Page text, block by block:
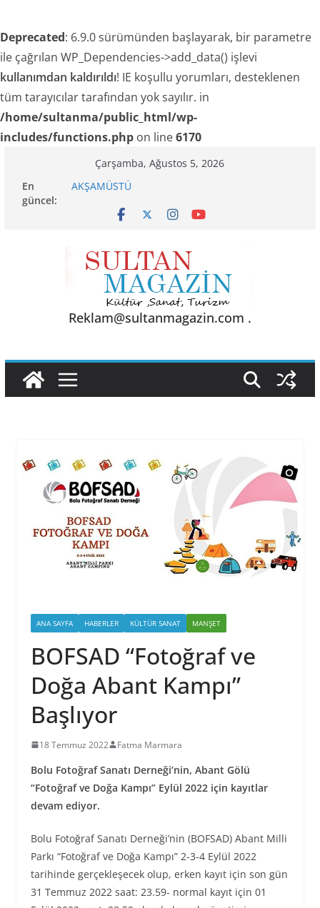
Deprecated: 6.9.0 sürümünden başlayarak, bir parametre
ile çağrılan WP_Dependencies->add_data() işlevi
kullanımdan kaldırıldı! IE koşullu yorumları, desteklenen
tüm tarayıcılar tarafından yok sayılır. in
/home/sultanma/public_html/wp-
includes/functions.php on line6170
content
Çarşamba, Ağustos 5, 2026
En
güncel:
AKŞAMÜSTÜ
VURGUSU
Akgül: “Sanayi esnafı yeni engellerle karşı
karşıya!”
Reklam@sultanmagazin.com .
ANA SAYFA HABERLER KÜLTÜR SANAT MANŞET
BOFSAD “Fotoğraf ve
Doğa Abant Kampı”
Başlıyor
18 Temmuz 2022 Fatma Marmara
Bolu Fotoğraf Sanatı Derneği’nin, Abant Gölü
“Fotoğraf ve Doğa Kampı” Eylül 2022 için kayıtlar
devam ediyor.
Bolu Fotoğraf Sanatı Derneği’nin (BOFSAD) Abant Milli
Parkı “Fotoğraf ve Doğa Kampı” 2-3-4 Eylül 2022
tarihinde gerçekleşecek olup, erken kayıt için son gün
31 Temmuz 2022 saat: 23.59- normal kayıt için 01